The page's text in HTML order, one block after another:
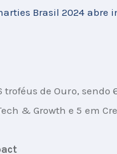
Brasil 2024 abre
troféus de Ouro,
& Growth e 5 em